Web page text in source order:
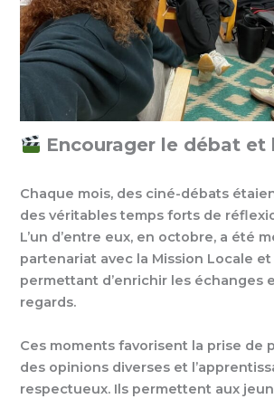
Encourager le débat et
Chaque mois, des ciné-débats
des véritables temps forts de
L’un d’entre eux, en octobre, a été
partenariat avec la Mission Locale et
permettant d’enrichir les échanges
regards.
Ces moments favorisent la prise de
des opinions diverses et
respectueux. Ils permettent aux